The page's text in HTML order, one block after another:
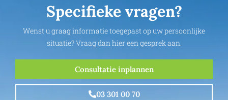
Specifieke vragen?
Wenst u graag informatie toegepast op uw persoonlijke
situatie? Vraag dan hier een gesprek aan.
Consultatie inplannen
03 301 00 70